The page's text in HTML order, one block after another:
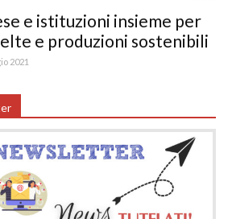
e istituzioni insieme per
e produzioni sostenibili
2021